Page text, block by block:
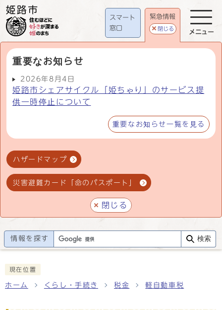
スマート
窓口
緊急情報
閉じる
重要なお知らせ
2026年8月4日
姫路市シェアサイクル「姫ちゃり」のサービス提
供一時停止について
重要なお知らせ一覧を見る
ハザードマップ
災害避難カード「命のパスポート」
閉じる
メニュー
情報を探す 検索
現在位置
ホーム くらし・手続き 税金 軽自動車税